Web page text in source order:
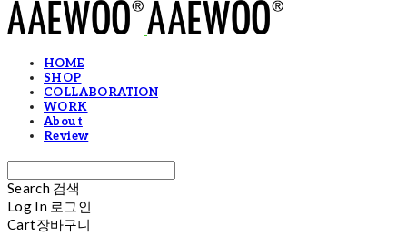
HOME
SHOP
COLLABORATION
WORK
About
Review
Search 검색
Log In 로그인
Cart장바구니